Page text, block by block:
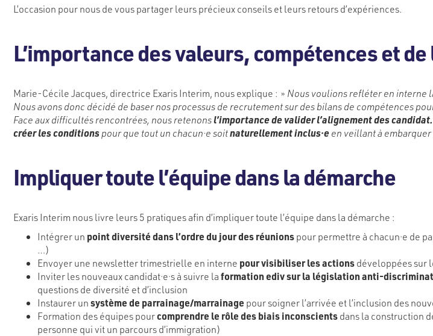
L’occasion pour nous de vous partager leurs précieux conseils et leurs retours d’expériences.
L’importance des valeurs, compétences et
Marie-Cécile Jacques, directrice Exaris Interim, nous explique : » Nous voulions refléter en interne
Nous avons donc décidé de baser nos processus de recrutement sur des bilans de compétences
Face aux difficultés rencontrées, nous retenonsl’importance de valider l’alignement des
créer les conditionspour que tout un chacun·e soitnaturellement inclus·een veillant à embarquer
Impliquer toute l’équipe dans la démarche
Exaris Interim nous livre leurs 5 pratiques afin d’impliquer toute l’équipe dans la démarche :
Intégrer un point diversité dans l’ordre du jour des réunionspour permettre à chacun·e de
…)
Envoyer une newsletter trimestrielle en interne pour visibiliser les actionsdéveloppées sur
Inviter les nouveaux candidat·e·s à suivre laformation ediv sur la législation anti-
questions de diversité et d’inclusion
Instaurer unsystème de parrainage/marrainage pour soigner l’arrivée et l’inclusion des
Formation des équipes pourcomprendre le rôle des biais inconscientsdans la construction
personne qui vit un parcours d’immigration)